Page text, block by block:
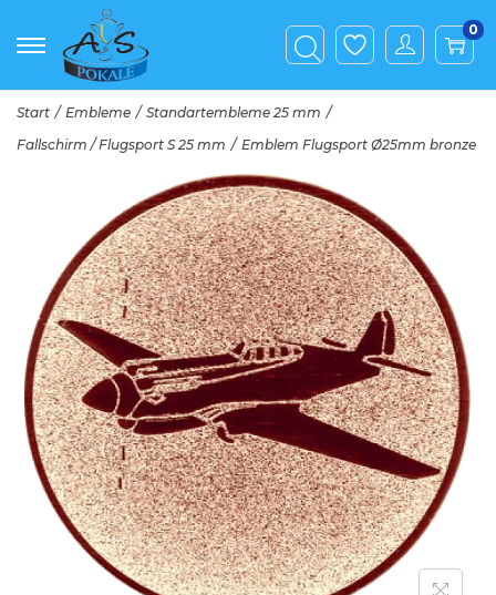
0
Start / Embleme / Standartembleme 25 mm /
Fallschirm / Flugsport S 25 mm / Emblem Flugsport Ø25mm bronze